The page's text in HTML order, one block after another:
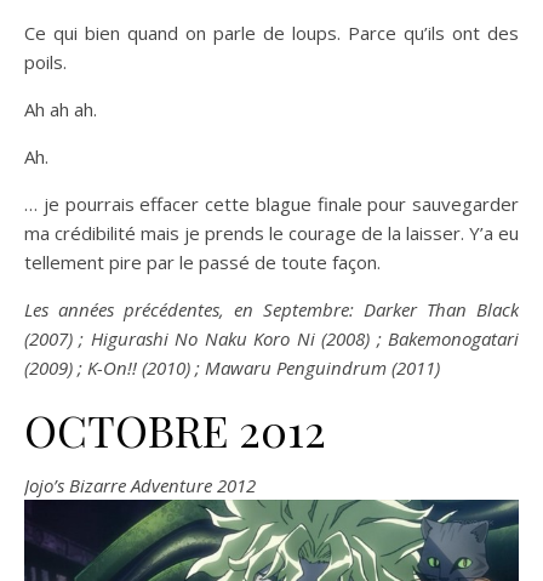
Ce qui bien quand on parle de loups. Parce qu’ils ont des
poils.
Ah ah ah.
Ah.
… je pourrais effacer cette blague finale pour sauvegarder
ma crédibilité mais je prends le courage de la laisser. Y’a eu
tellement pire par le passé de toute façon.
Les années précédentes, en Septembre: Darker Than Black
(2007) ; Higurashi No Naku Koro Ni (2008) ; Bakemonogatari
(2009) ; K-On!! (2010) ; Mawaru Penguindrum (2011)
OCTOBRE 2012
Jojo’s Bizarre Adventure 2012